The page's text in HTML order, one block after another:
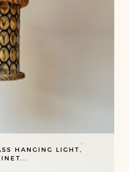
HANGING LIGHT,